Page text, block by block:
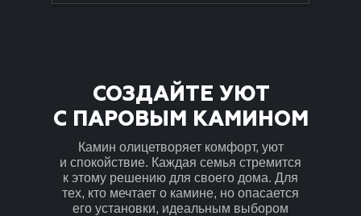
СОЗДАЙТЕ УЮТ
С ПАРОВЫМ КАМИНОМ
Камин олицетворяет комфорт, уют
и спокойствие. Каждая семья стремится
к этому решению для своего дома. Для
тех, кто мечтает о камине, но опасается
его установки, идеальным выбором